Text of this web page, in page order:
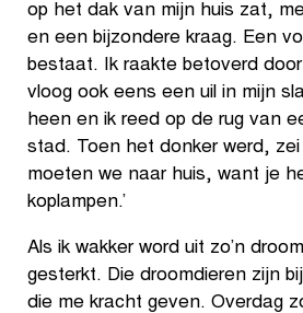
op het dak van mijn huis zat,
en een bijzondere kraag. Een
bestaat. Ik raakte betoverd
vloog ook eens een uil in mijn
heen en ik reed op de rug van
stad. Toen het donker werd, zei
moeten we naar huis, want je
koplampen.’
Als ik wakker word uit zo’n
gesterkt. Die droomdieren zijn
die me kracht geven. Overdag